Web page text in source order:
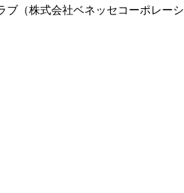
ブ（株式会社ベネッセコーポレーシ